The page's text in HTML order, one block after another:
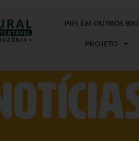
PRS EM OUTROS
PROJETO